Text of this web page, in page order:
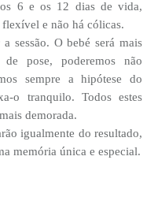
6 e os 12 dias de vida,
e não há cólicas.
sessão. O bebé será mais
pose, poderemos não
sempre a hipótese do
o tranquilo. Todos estes
demorada.
igualmente do resultado,
memória única e especial.